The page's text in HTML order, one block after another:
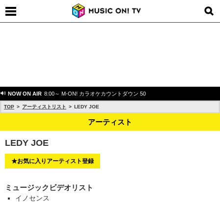
NOW ON AIR 8:00～ M-ON! カラオケカウントダウン 50
TOP アーティストリスト LEDY JOE
アーティスト
LEDY JOE
★お気に入りアーティスト登録
ミュージックビデオリスト
イノセンス